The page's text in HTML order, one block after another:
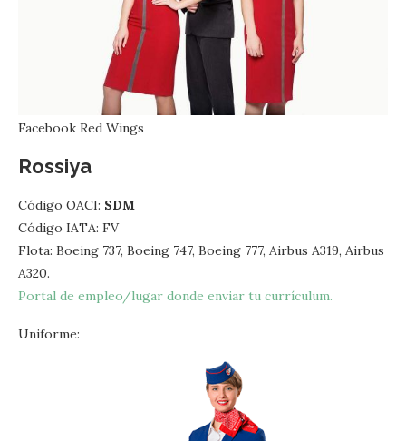
Facebook Red Wings
Rossiya
Código OACI: SDM
Código IATA: FV
Flota: Boeing 737, Boeing 747, Boeing 777, Airbus A319, Airbus
A320.
Portal de empleo/lugar donde enviar tu currículum.
Uniforme: